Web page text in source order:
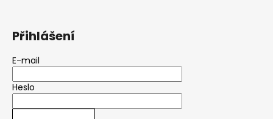
Přihlášení
E-mail
Heslo